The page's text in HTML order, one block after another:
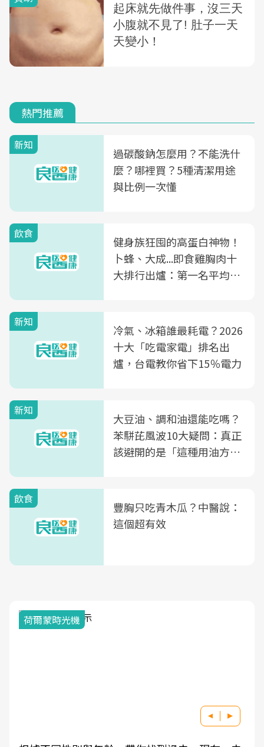
熱門推薦
新知
過碳酸鈉怎麼用？不能洗什
麼？哪裡買？5種清潔用途
與比例一次懂
飲食
健身族狂囤的高蛋白神物！
卜蜂、大成...即食雞胸肉十
大排行出爐：第一名平均一
新知
冷氣、冰箱誰最耗電？2026
十大「吃電家電」排名出
爐，台電教你省下15％電力
新知
大豆油、調和油還能吃嗎？
苯駢芘風波10大疑問：真正
該避開的是「這種用油方
飲食
豐胸只吃青木瓜？中醫說：
這個超有效
荷爾蒙時光機